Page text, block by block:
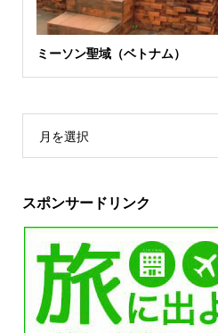
ミーソン聖域（ベトナム）
月を選択
スポンサードリンク